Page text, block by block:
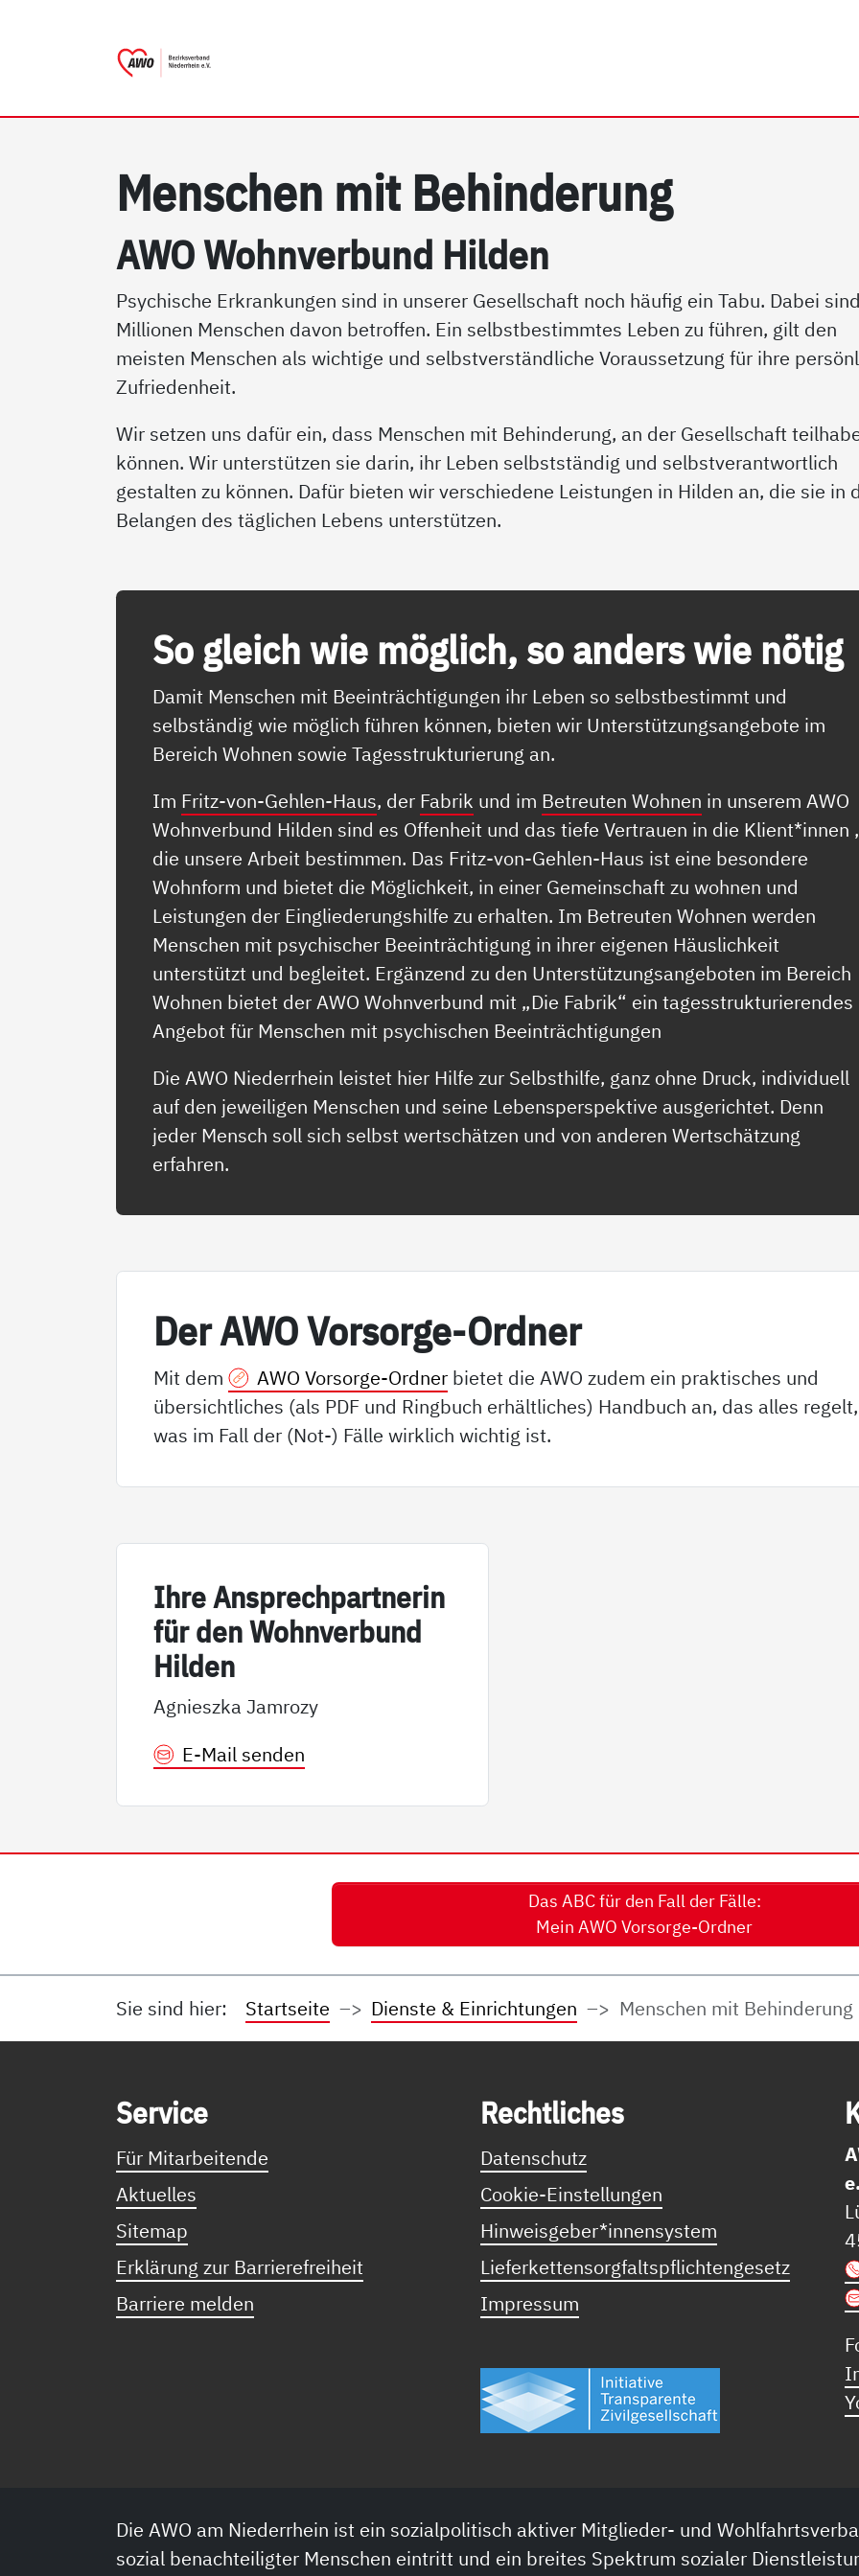
Men­schen mit Be­hin­de­rung
AWO Wohn­ver­bund Hil­den
Psychische Erkrankungen sind in unserer Gesellschaft noch häufig ein Tabu. Dabei sind
Millionen Menschen davon betroffen. Ein selbstbestimmtes Leben zu führen, gilt den
meisten Menschen als wichtige und selbstverständliche Voraussetzung für ihre
Zufriedenheit.
Wir setzen uns dafür ein, dass Menschen mit Behinderung, an der Gesellschaft
können. Wir unterstützen sie darin, ihr Leben selbstständig und selbstverantwortlich
gestalten zu können. Dafür bieten wir verschiedene Leistungen in Hilden an, die sie in
Belangen des täglichen Lebens unterstützen.
So gleich wie mög­lich, so an­ders wie nö­t­ig
Damit Menschen mit Beeinträchtigungen ihr Leben so selbstbestimmt und
selbständig wie möglich führen können, bieten wir Unterstützungsangebote im
Bereich Wohnen sowie Tagesstrukturierung an.
Im Fritz-von-Gehlen-Haus, der Fabrik und im Betreuten Wohnen in unserem AWO
Wohnverbund Hilden sind es Offenheit und das tiefe Vertrauen in die Klient*innen ,
die unsere Arbeit bestimmen. Das Fritz-von-Gehlen-Haus ist eine besondere
Wohnform und bietet die Möglichkeit, in einer Gemeinschaft zu wohnen und
Leistungen der Eingliederungshilfe zu erhalten. Im Betreuten Wohnen werden
Menschen mit psychischer Beeinträchtigung in ihrer eigenen Häuslichkeit
unterstützt und begleitet. Ergänzend zu den Unterstützungsangeboten im Bereich
Wohnen bietet der AWO Wohnverbund mit „Die Fabrik“ ein tagesstrukturierendes
Angebot für Menschen mit psychischen Beeinträchtigungen
Die AWO Niederrhein leistet hier Hilfe zur Selbsthilfe, ganz ohne Druck, individuell
auf den jeweiligen Menschen und seine Lebensperspektive ausgerichtet. Denn
jeder Mensch soll sich selbst wertschätzen und von anderen Wertschätzung
erfahren.
Der AWO Vor­sor­ge-Ord­ner
Mit dem AWO Vorsorge-Ordner bietet die AWO zudem ein praktisches und
übersichtliches (als PDF und Ringbuch erhältliches) Handbuch an, das alles regelt,
was im Fall der (Not-) Fälle wirklich wichtig ist.
Ih­re An­sp­rech­part­ne­rin
für den Wohn­ver­bund
Hil­den
Agnieszka Jamrozy
E-Mail senden
Das ABC für den Fall der Fälle:
Mein AWO Vorsorge-Ordner
Sie sind hier: Startseite Dienste & Einrichtungen Menschen mit Behinderung
Ser­vice
Für Mitarbeitende
Aktuelles
Sitemap
Erklärung zur Barrierefreiheit
Barriere melden
Recht­li­ches
Datenschutz
Cookie-Einstellungen
Hinweisgeber*innensystem
Lieferkettensorgfaltspflichtengesetz
Impressum
Die AWO am Niederrhein ist ein sozialpolitisch aktiver Mitglieder- und
sozial benachteiligter Menschen eintritt und ein breites Spektrum sozialer